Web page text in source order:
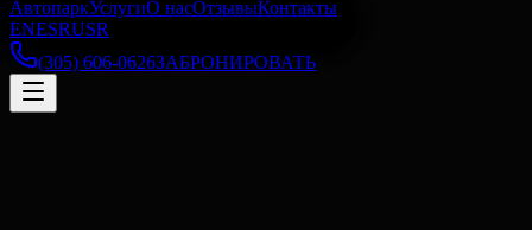
АвтопаркУслугиО насОтзывыКонтакты
ENESRUSR
(305) 606-0626ЗАБРОНИРОВАТЬ